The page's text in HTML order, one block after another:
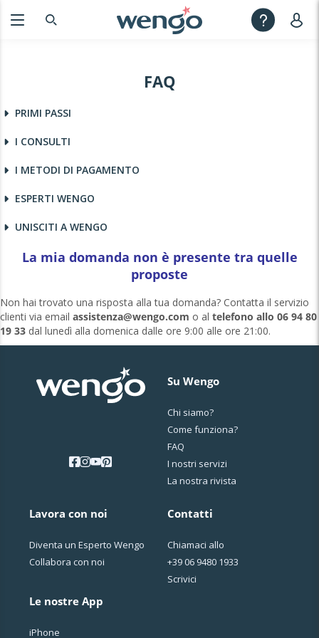
FAQ
PRIMI PASSI
I CONSULTI
I METODI DI PAGAMENTO
ESPERTI WENGO
UNISCITI A WENGO
La mia domanda non è presente tra quelle
proposte
Non hai trovato una risposta alla tua domanda? Contatta il servizio
clienti via email assistenza@wengo.com o al telefono allo 06 94 80
19 33 dal lunedì alla domenica dalle ore 9:00 alle ore 21:00.
Su Wengo
Chi siamo?
Come funziona?
FAQ
I nostri servizi
La nostra rivista
Lavora con noi
Diventa un Esperto Wengo
Collabora con noi
Le nostre App
iPhone
Contatti
Chiamaci allo
+39 06 9480 1933
Scrivici